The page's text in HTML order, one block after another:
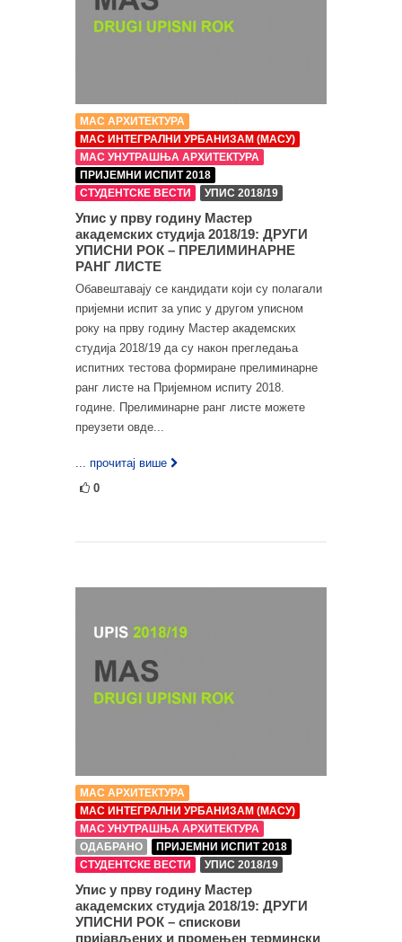
МАС АРХИТЕКТУРА
МАС ИНТЕГРАЛНИ УРБАНИЗАМ (МАСУ)
МАС УНУТРАШЊА АРХИТЕКТУРА
ПРИЈЕМНИ ИСПИТ 2018
СТУДЕНТСКЕ ВЕСТИ
УПИС 2018/19
Упис у прву годину Мастер
академских студија 2018/19: ДРУГИ
УПИСНИ РОК – ПРЕЛИМИНАРНЕ
РАНГ ЛИСТЕ
Обавештавају се кандидати који су полагали
пријемни испит за упис у другом уписном
року на прву годину Мастер академских
студија 2018/19 да су након прегледања
испитних тестова формиране прелиминарне
ранг листе на Пријемном испиту 2018.
године. Прелиминарне ранг листе можете
преузети овде...
... прочитај више
0
МАС АРХИТЕКТУРА
МАС ИНТЕГРАЛНИ УРБАНИЗАМ (МАСУ)
МАС УНУТРАШЊА АРХИТЕКТУРА
ОДАБРАНО
ПРИЈЕМНИ ИСПИТ 2018
СТУДЕНТСКЕ ВЕСТИ
УПИС 2018/19
Упис у прву годину Мастер
академских студија 2018/19: ДРУГИ
УПИСНИ РОК – спискови
пријављених и промењен термински